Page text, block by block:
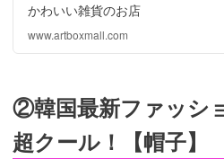
かわいい雑貨のお店
www.artboxmall.com
②韓国最新ファッシ
超クール！【帽子】